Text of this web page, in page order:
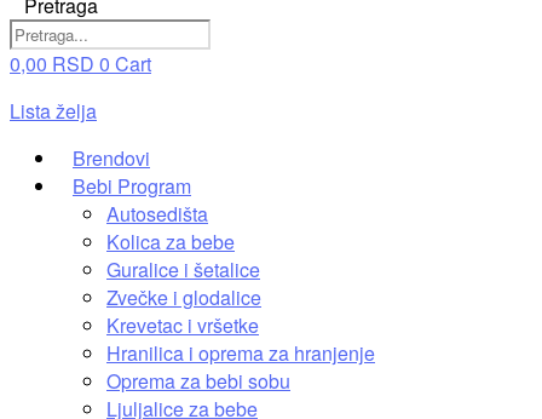
0,00 RSD 0 Cart
Lista želja
Brendovi
Bebi Program
Autosedišta
Kolica za bebe
Guralice i šetalice
Zvečke i glodalice
Krevetac i vršetke
Hranilica i oprema za hranjenje
Oprema za bebi sobu
Ljuljalice za bebe